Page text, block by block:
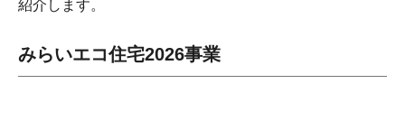
紹介します。
みらいエコ住宅2026事業